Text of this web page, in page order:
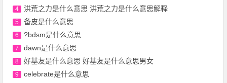
4 洪荒之力是什么意思 洪荒之力是什么意思解释
5 备皮是什么意思
6 ?bdsm是什么意思
7 dawn是什么意思
8 好基友是什么意思 好基友是什么意思男女
9 celebrate是什么意思